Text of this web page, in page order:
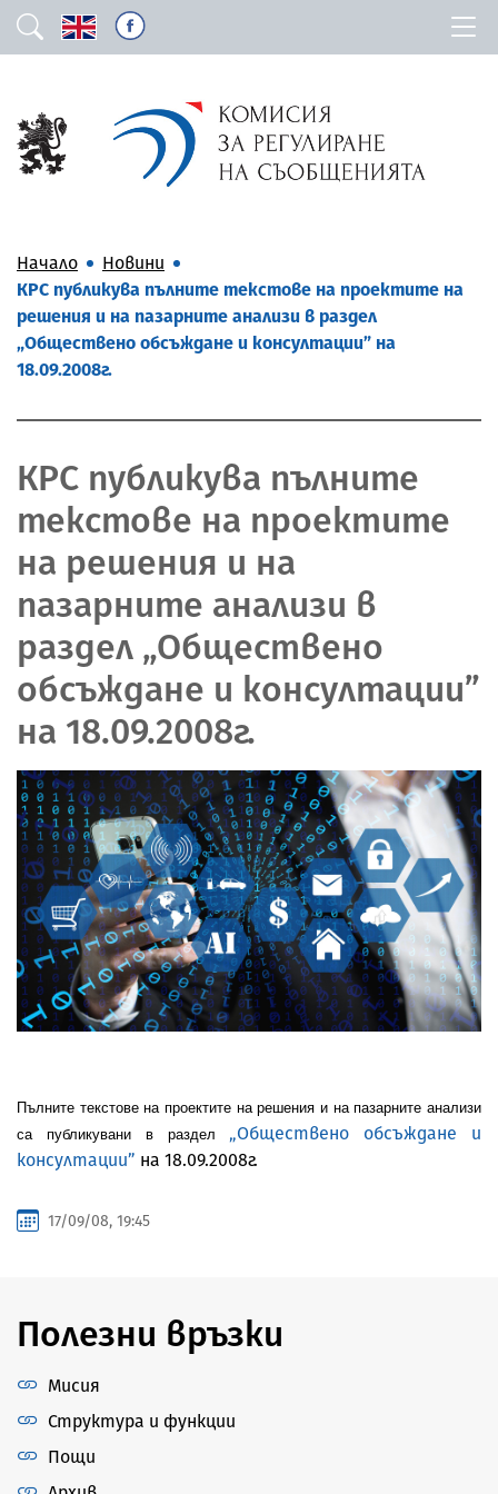
Начало
Новини
КРС публикува пълните текстове на проектите на
решения и на пазарните анализи в раздел
„Обществено обсъждане и консултации” на
18.09.2008г.
КРС публикува пълните
текстове на проектите
на решения и на
пазарните анализи в
раздел „Обществено
обсъждане и консултации”
на 18.09.2008г.
Пълните текстове на проектите на решения и на пазарните анализи
са публикувани в раздел „Обществено обсъждане и
консултации” на 18.09.2008г.
17/09/08, 19:45
Полезни връзки
Мисия
Структура и функции
Пощи